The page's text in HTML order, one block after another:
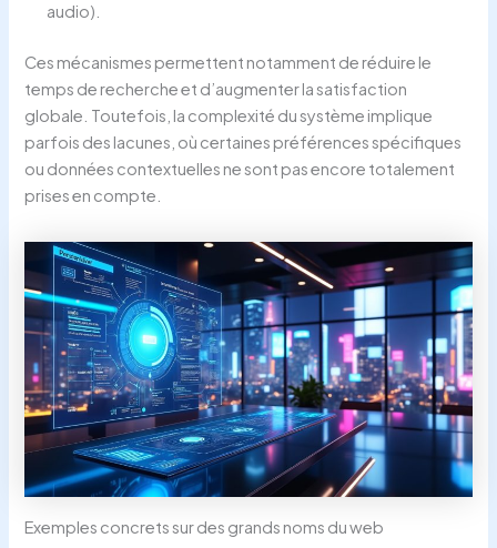
audio).
Ces mécanismes permettent notamment de réduire le
temps de recherche et d’augmenter la satisfaction
globale. Toutefois, la complexité du système implique
parfois des lacunes, où certaines préférences spécifiques
ou données contextuelles ne sont pas encore totalement
prises en compte.
Exemples concrets sur des grands noms du web